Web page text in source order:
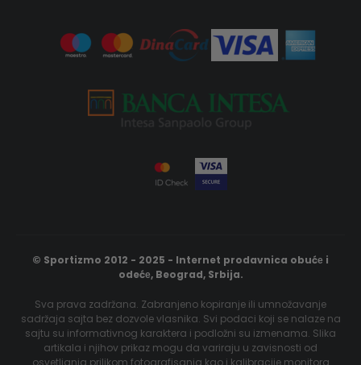
© Sportizmo 2012 - 2025 - Internet prodavnica obućе i
odećе, Beograd, Srbija.
Sva prava zadržana. Zabranjeno kopiranje ili umnožavanje
sadržaja sajta bez dozvole vlasnika. Svi podaci koji se nalaze na
sajtu su informativnog karaktera i podložni su izmenama. Slika
artikala i njihov prikaz mogu da variraju u zavisnosti od
osvetljanja prilikom fotografisanja kao i kalibracije monitora